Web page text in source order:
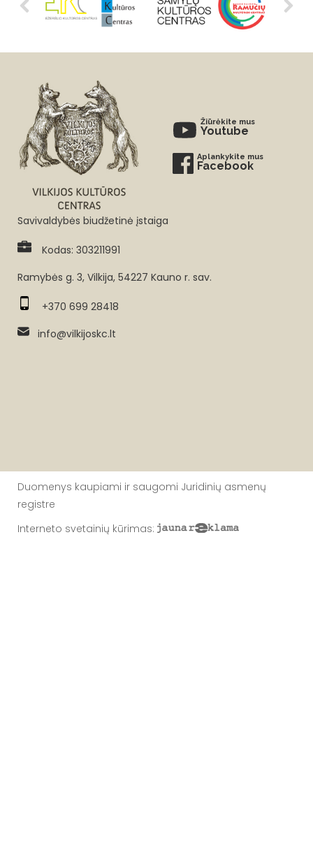
Žiūrėkite mus
Youtube
Aplankykite mus
Facebook
Savivaldybės biudžetinė įstaiga
Kodas: 303211991
Ramybės g. 3, Vilkija, 54227 Kauno r. sav.
+370 699 28418
info@vilkijoskc.lt
Duomenys kaupiami ir saugomi Juridinių asmenų
registre
Interneto svetainių kūrimas: